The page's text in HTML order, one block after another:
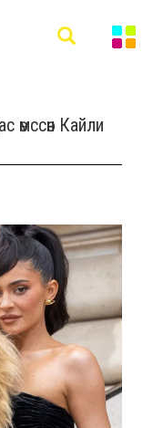
өмссөн Кайли